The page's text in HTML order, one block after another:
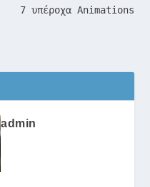
7 υπέροχα Animations
admin